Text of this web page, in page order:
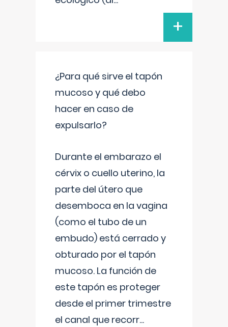
+
¿Para qué sirve el tapón
mucoso y qué debo
hacer en caso de
expulsarlo?
Durante el embarazo el
cérvix o cuello uterino, la
parte del útero que
desemboca en la vagina
(como el tubo de un
embudo) está cerrado y
obturado por el tapón
mucoso. La función de
este tapón es proteger
desde el primer trimestre
el canal que recorr...